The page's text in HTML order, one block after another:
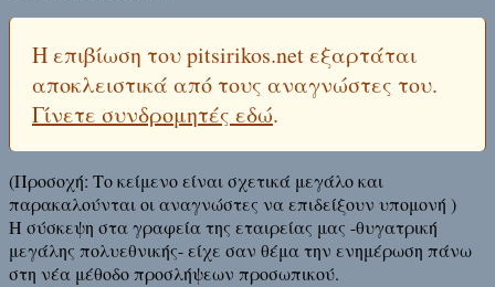
Η επιβίωση του pitsirikos.net εξαρτάται
αποκλειστικά από τους αναγνώστες του.
Γίνετε συνδρομητές εδώ.
(Προσοχή: Το κείμενο είναι σχετικά μεγάλο και
παρακαλούνται οι αναγνώστες να επιδείξουν υπομονή )
Η σύσκεψη στα γραφεία της εταιρείας μας -θυγατρική
μεγάλης πολυεθνικής- είχε σαν θέμα την ενημέρωση πάνω
στη νέα μέθοδο προσλήψεων προσωπικού.